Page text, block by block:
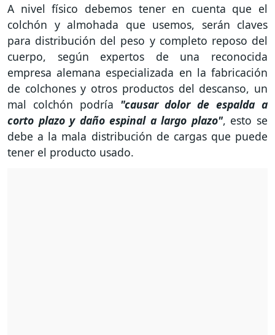
A nivel físico debemos tener en cuenta que el
colchón y almohada que usemos, serán claves
para distribución del peso y completo reposo del
cuerpo, según expertos de una reconocida
empresa alemana especializada en la fabricación
de colchones y otros productos del descanso, un
mal colchón podría "causar dolor de espalda a
corto plazo y daño espinal a largo plazo", esto se
debe a la mala distribución de cargas que puede
tener el producto usado.